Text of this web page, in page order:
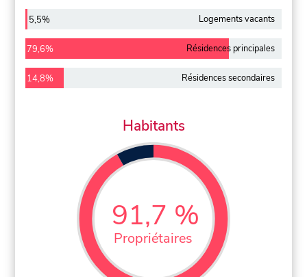
5,5% Logements vacants
79,6% Résidences principales
14,8% Résidences secondaires
Habitants
91,7 %
Propriétaires